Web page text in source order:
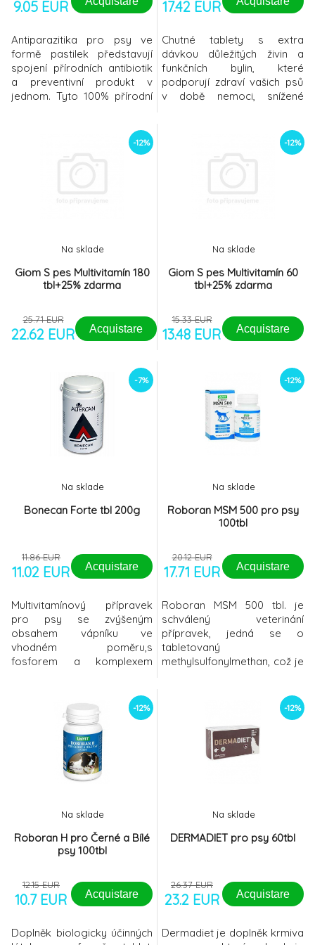
9.05 EUR
Antiparazitika pro psy ve
formě pastilek představují
spojení přírodních antibiotik
a preventivní produkt v
jednom. Tyto 100% přírodní
roztoči, blechami, vešmi a
střevními červy. Tato
17.42 EUR
Chutné tablety s extra
dávkou důležitých živin a
funkčních bylin, které
podporují zdraví vašich psů
v době nemoci, snížené
PRO PSYNAPOMÁHÁ
sníženou imunitou, během
sezónního o
-12%
Giom S pes Multivitamín 180
tbl+25% zdarma
Na sklade
25.71 EUR
22.62 EUR Acquistare
-12%
Giom S pes Multivitamín 60
tbl+25% zdarma
Na sklade
15.33 EUR
13.48 EUR Acquistare
-7%
Bonecan Forte tbl 200g
Na sklade
11.86 EUR
11.02 EUR Acquistare
Multivitamínový přípravek
pro psy se zvýšeným
obsahem vápníku ve
vhodném poměru,s
fosforem a komplexem
Podporuje zdravou výživu v
období překotného růstu u
štěňat velkých a obřích
plemen a v případech
nedostatečného čerpání
vápníku a dalších živin z
-12%
Roboran MSM 500 pro psy
100tbl
Na sklade
20.12 EUR
17.71 EUR Acquistare
Roboran MSM 500 tbl. je
schválený veterinání
přípravek, jedná se o
tabletovaný
methylsulfonylmethan, což je
jako některé aminokyseliny
jako zdroj organicky vázané
síry. Má prokázané
analgetické (bolest tišící) a
antiflogistické
-12%
Roboran H pro Černé a Bílé
psy 100tbl
Na sklade
12.15 EUR
10.7 EUR Acquistare
Doplněk biologicky účinných
-12%
DERMADIET pro psy 60tbl
Na sklade
26.37 EUR
23.2 EUR Acquistare
Dermadiet je doplněk krmiva